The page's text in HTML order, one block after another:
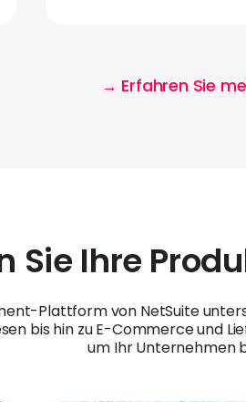
→ Erfahren Sie
Sie Ihre
Plattform von NetSuite
bis hin zu E-Commerce und
um Ihr Unternehmen